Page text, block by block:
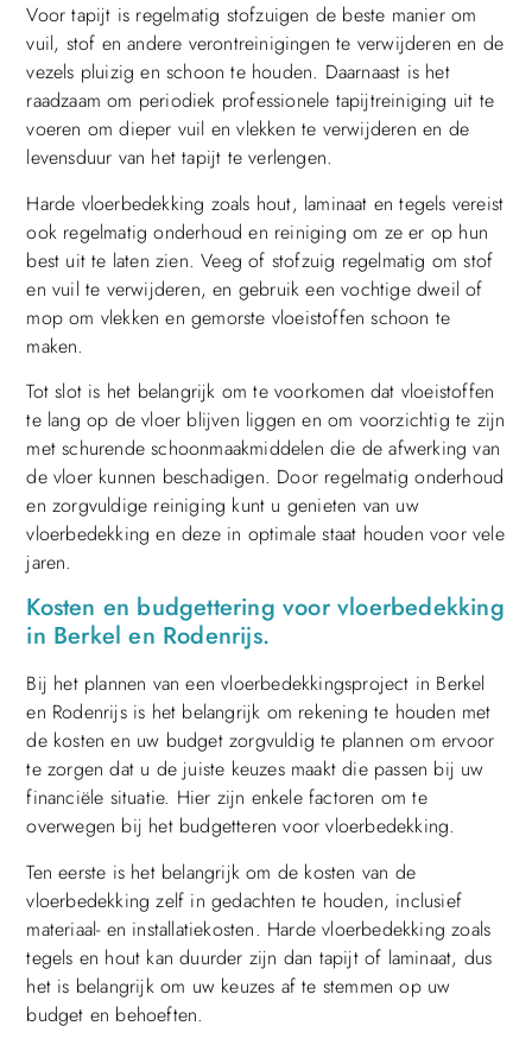
Voor tapijt is regelmatig stofzuigen de beste manier om
vuil, stof en andere verontreinigingen te verwijderen en de
vezels pluizig en schoon te houden. Daarnaast is het
raadzaam om periodiek professionele tapijtreiniging uit te
voeren om dieper vuil en vlekken te verwijderen en de
levensduur van het tapijt te verlengen.
Harde vloerbedekking zoals hout, laminaat en tegels vereist
ook regelmatig onderhoud en reiniging om ze er op hun
best uit te laten zien. Veeg of stofzuig regelmatig om stof
en vuil te verwijderen, en gebruik een vochtige dweil of
mop om vlekken en gemorste vloeistoffen schoon te
maken.
Tot slot is het belangrijk om te voorkomen dat vloeistoffen
te lang op de vloer blijven liggen en om voorzichtig te zijn
met schurende schoonmaakmiddelen die de afwerking van
de vloer kunnen beschadigen. Door regelmatig onderhoud
en zorgvuldige reiniging kunt u genieten van uw
vloerbedekking en deze in optimale staat houden voor vele
jaren.
Kosten en budgettering voor vloerbedekking
in Berkel en Rodenrijs.
Bij het plannen van een vloerbedekkingsproject in Berkel
en Rodenrijs is het belangrijk om rekening te houden met
de kosten en uw budget zorgvuldig te plannen om ervoor
te zorgen dat u de juiste keuzes maakt die passen bij uw
financiële situatie. Hier zijn enkele factoren om te
overwegen bij het budgetteren voor vloerbedekking.
Ten eerste is het belangrijk om de kosten van de
vloerbedekking zelf in gedachten te houden, inclusief
materiaal- en installatiekosten. Harde vloerbedekking zoals
tegels en hout kan duurder zijn dan tapijt of laminaat, dus
het is belangrijk om uw keuzes af te stemmen op uw
budget en behoeften.